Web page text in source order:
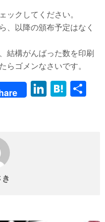
ックしてください。
、以降の頒布予定はなく
結構がんばった数を印刷
らゴメンなさいです。
Li H